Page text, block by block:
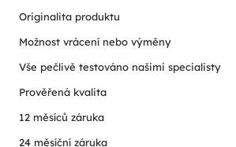
Originalita produktu
Možnost vrácení nebo výměny
Vše pečlivě testováno našimi specialisty
Prověřená kvalita
12 měsíců záruka
24 měsíční záruka